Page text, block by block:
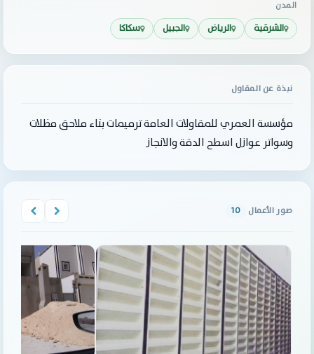
المدن
الشرقية الرياض الجبيل سكاكا
نبذة عن المقاول
مؤسسة العمري للمقاولات العامة ترميمات بناء ملاحق مظلات
وسواتر عوازل اسطح الدقة والانجاز
صور الأعمال 10